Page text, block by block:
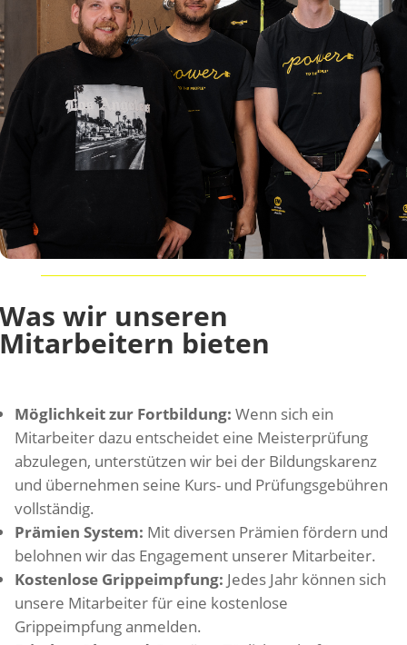
Was wir unseren
Mitarbeitern bieten
Möglichkeit zur Fortbildung: Wenn sich ein
Mitarbeiter dazu entscheidet eine Meisterprüfung
abzulegen, unterstützen wir bei der Bildungskarenz
und übernehmen seine Kurs- und Prüfungsgebühren
vollständig.
Prämien System: Mit diversen Prämien fördern und
belohnen wir das Engagement unserer Mitarbeiter.
Kostenlose Grippeimpfung: Jedes Jahr können sich
unsere Mitarbeiter für eine kostenlose
Grippeimpfung anmelden.